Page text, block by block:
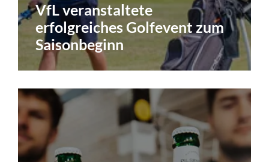
VfL veranstaltete
erfolgreiches Golfevent zum
Saisonbeginn